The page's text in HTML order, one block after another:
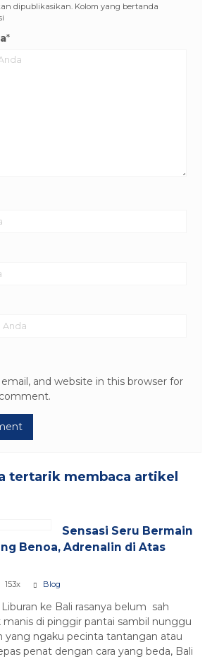
dipublikasikan. Kolom yang bertanda
*
and website in this browser for
tertarik membaca artikel
Sensasi Seru Bermain
Benoa, Adrenalin di Atas
153x Blog
ke Bali rasanya belum sah
manis di pinggir pantai sambil nunggu
yang ngaku pecinta tantangan atau
penat dengan cara yang beda, Bali